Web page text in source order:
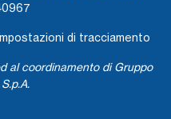
Impostazioni di tracciamento
al coordinamento di Gruppo